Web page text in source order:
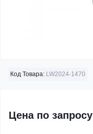
Код Товара: LW2024-1470
Цена по запросу